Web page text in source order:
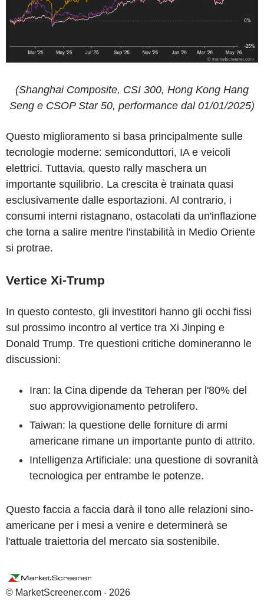
(Shanghai Composite, CSI 300, Hong Kong Hang
Seng e CSOP Star 50, performance dal 01/01/2025)
Questo miglioramento si basa principalmente sulle
tecnologie moderne: semiconduttori, IA e veicoli
elettrici. Tuttavia, questo rally maschera un
importante squilibrio. La crescita è trainata quasi
esclusivamente dalle esportazioni. Al contrario, i
consumi interni ristagnano, ostacolati da un'inflazione
che torna a salire mentre l'instabilità in Medio Oriente
si protrae.
Vertice Xi-Trump
In questo contesto, gli investitori hanno gli occhi fissi
sul prossimo incontro al vertice tra Xi Jinping e
Donald Trump. Tre questioni critiche domineranno le
discussioni:
Iran: la Cina dipende da Teheran per l'80% del
suo approvvigionamento petrolifero.
Taiwan: la questione delle forniture di armi
americane rimane un importante punto di attrito.
Intelligenza Artificiale: una questione di sovranità
tecnologica per entrambe le potenze.
Questo faccia a faccia darà il tono alle relazioni sino-
americane per i mesi a venire e determinerà se
l'attuale traiettoria del mercato sia sostenibile.
© MarketScreener.com - 2026